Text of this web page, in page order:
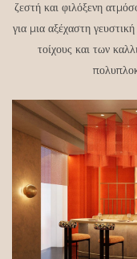
ζεστή και φιλόξενη
για μια αξέχαστη
τοίχους και των